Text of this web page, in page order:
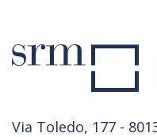
Via Toledo, 177 -